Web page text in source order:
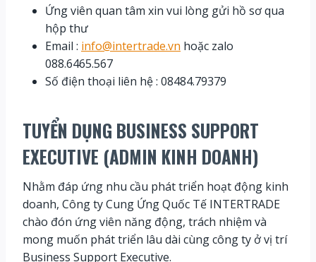
Ứng viên quan tâm xin vui lòng gửi hồ sơ qua
hộp thư
Email : info@intertrade.vn hoặc zalo
088.6465.567
Số điện thoại liên hệ : 08484.79379
TUYỂN DỤNG BUSINESS SUPPORT
EXECUTIVE (ADMIN KINH DOANH)
Nhằm đáp ứng nhu cầu phát triển hoạt động kinh
doanh, Công ty Cung Ứng Quốc Tế INTERTRADE
chào đón ứng viên năng động, trách nhiệm và
mong muốn phát triển lâu dài cùng công ty ở vị trí
Business Support Executive.